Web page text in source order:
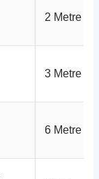
2 Metre
3 Metre
6 Metre